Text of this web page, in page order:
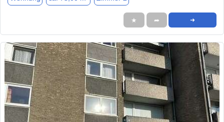
★ ➦ ➜